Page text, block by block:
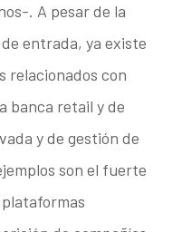
. A pesar de la
entrada, ya existe
relacionados con
banca retail y de
y de gestión de
son el fuerte